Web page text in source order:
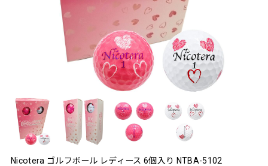
Nicotera ゴルフボール レディース 6個入り NTBA-5102